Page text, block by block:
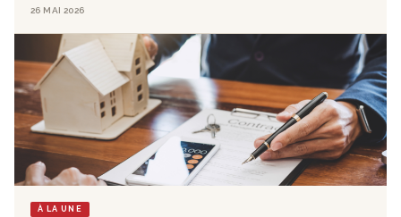
26 MAI 2026
À LA UNE